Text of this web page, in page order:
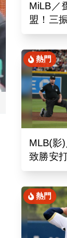
MiLB／
盟！三
狂飆6K
熱門
MLB(影
致勝安
終止本
熱門